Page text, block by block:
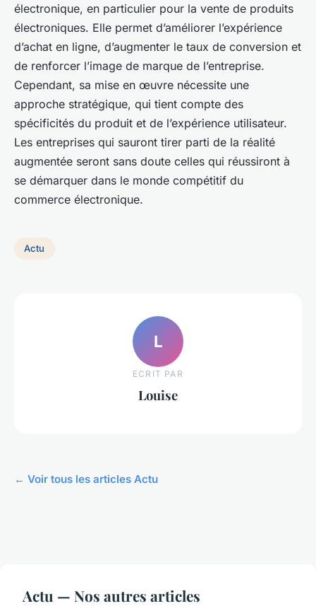
électronique, en particulier pour la vente de produits
électroniques. Elle permet d’améliorer l’expérience
d’achat en ligne, d’augmenter le taux de conversion et
de renforcer l’image de marque de l’entreprise.
Cependant, sa mise en œuvre nécessite une
approche stratégique, qui tient compte des
spécificités du produit et de l’expérience utilisateur.
Les entreprises qui sauront tirer parti de la réalité
augmentée seront sans doute celles qui réussiront à
se démarquer dans le monde compétitif du
commerce électronique.
Actu
L
ECRIT PAR
Louise
← Voir tous les articles Actu
Actu — Nos autres articles